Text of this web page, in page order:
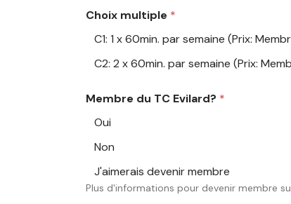
Choix multiple *
C1: 1 x 60min. par semaine (Prix:
C2: 2 x 60min. par semaine (Prix:
Membre du TC Evilard? *
Oui
Non
J'aimerais devenir membre
Plus d'informations pour devenir membre